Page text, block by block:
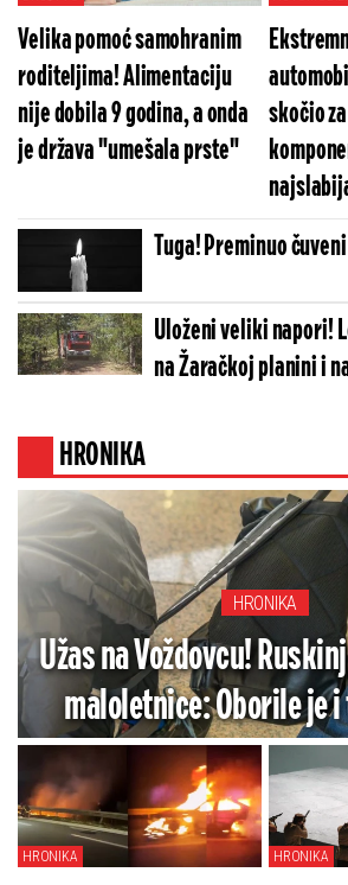
Velika pomoć samohranim
roditeljima! Alimentaciju
nije dobila 9 godina, a onda
je država "umešala prste"
skočio
Tuga! Preminuo
Uloženi veliki napori!
na Žaračkoj planini i
HRONIKA
HRONIKA
Užas na Voždovcu!
maloletnice: Oborile je
ranca, a onda
HRONIKA HRONIKA